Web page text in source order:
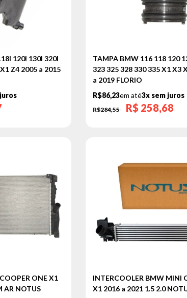
120I 130I 320I
Z4 2005 a 2015
TAMPA BMW 116 118 120
323 325 328 330 335 X1 X3
a 2019 FLORIO
R$86,23em até3x sem juros
R$284,55 R$ 258,68
ONE X1
AR NOTUS
INTERCOOLER BMW MINI
X1 2016 a 2021 1.5 2.0